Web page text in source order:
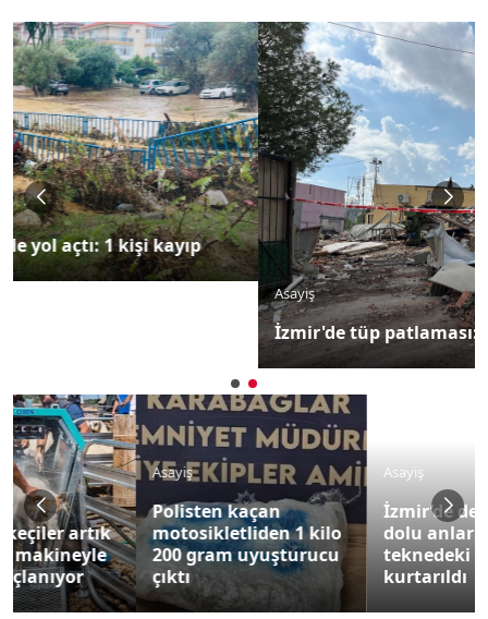
İzmir'de tüp patlaması: 1'i ağır 2 yaralı
Asayiş
Polisten kaçan
motosikletliden 1 kilo
200 gram uyuşturucu
çıktı
Asayiş
İzmir’de denizde korku
dolu anlar: Su alan
teknedeki 6 yolcu
kurtarıldı